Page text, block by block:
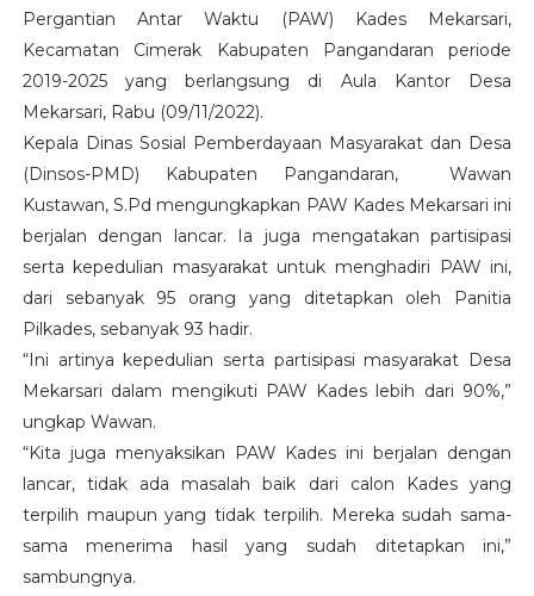
Pergantian Antar Waktu (PAW) Kades
Mekarsari,
Kecamatan Cimerak Kabupaten Pangandaran periode
2019-2025yang berlangsung di Aula
Kantor Desa
Mekarsari, Rabu (09/11/2022).
Kepala Dinas Sosial Pemberdayaan Masyarakat dan Desa
(Dinsos-PMD)
Kabupaten Pangandaran,
Wawan
Kustawan, S.Pd mengungkapkan PAW Kades Mekarsari ini
berjalan dengan lancar. Ia juga mengatakan partisipasi
serta kepedulian masyarakat untuk menghadiri PAW ini,
dari sebanyak 95 orang yang ditetapkan oleh Panitia
Pilkades, sebanyak 93 hadir.
“Ini artinya kepedulian serta partisipasi masyarakat Desa
Mekarsari dalam mengikuti PAW Kades lebih dari 90%,”
ungkap Wawan.
“Kita juga menyaksikan PAW Kades ini berjalan dengan
lancar, tidak ada masalah baik dari calon Kades yang
terpilih maupun yang tidak terpilih. Mereka sudah sama-
sama menerima hasil yang sudah ditetapkan ini,”
sambungnya.